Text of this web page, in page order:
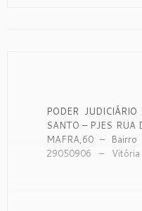
PODER
SANTO – PJES RUA
MAFRA,60 –
29050906 –